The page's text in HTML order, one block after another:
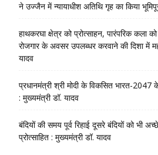
ने उज्जैन में न्यायाधीश अतिथि गृह का किया
हाथकरघा क्षेत्र को प्रोत्साहन, पारंपरिक कला
रोजगार के अवसर उपलब्धर करवाने की दिशा में
यादव
प्रधानमंत्री श्री मोदी के विकसित भारत-2047
: मुख्यमंत्री डॉ. यादव
बंदियों की समय पूर्व रिहाई दूसरे बंदियों को भी
प्रोत्साहित : मुख्यमंत्री डॉ. यादव